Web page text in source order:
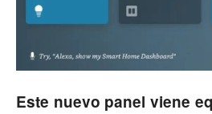
Este nuevo panel viene